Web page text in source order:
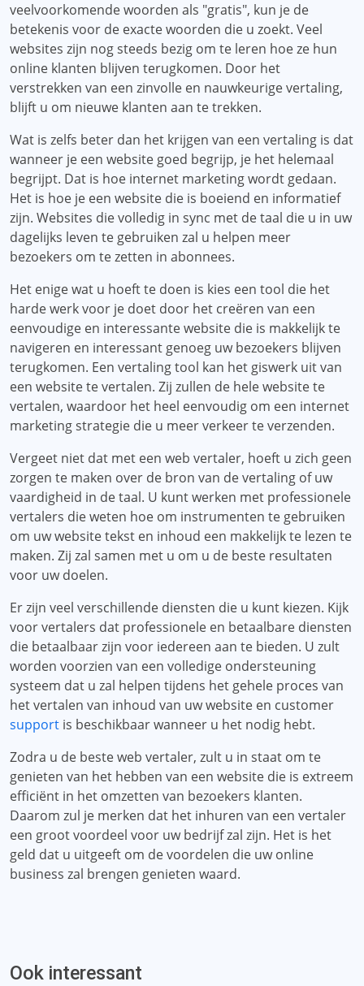
veelvoorkomende woorden als "gratis", kun je de
betekenis voor de exacte woorden die u zoekt. Veel
websites zijn nog steeds bezig om te leren hoe ze hun
online klanten blijven terugkomen. Door het
verstrekken van een zinvolle en nauwkeurige vertaling,
blijft u om nieuwe klanten aan te trekken.
Wat is zelfs beter dan het krijgen van een vertaling is dat
wanneer je een website goed begrijp, je het helemaal
begrijpt. Dat is hoe internet marketing wordt gedaan.
Het is hoe je een website die is boeiend en informatief
zijn. Websites die volledig in sync met de taal die u in uw
dagelijks leven te gebruiken zal u helpen meer
bezoekers om te zetten in abonnees.
Het enige wat u hoeft te doen is kies een tool die het
harde werk voor je doet door het creëren van een
eenvoudige en interessante website die is makkelijk te
navigeren en interessant genoeg uw bezoekers blijven
terugkomen. Een vertaling tool kan het giswerk uit van
een website te vertalen. Zij zullen de hele website te
vertalen, waardoor het heel eenvoudig om een ​​internet
marketing strategie die u meer verkeer te verzenden.
Vergeet niet dat met een web vertaler, hoeft u zich geen
zorgen te maken over de bron van de vertaling of uw
vaardigheid in de taal. U kunt werken met professionele
vertalers die weten hoe om instrumenten te gebruiken
om uw website tekst en inhoud een makkelijk te lezen te
maken. Zij zal samen met u om u de beste resultaten
voor uw doelen.
Er zijn veel verschillende diensten die u kunt kiezen. Kijk
voor vertalers dat professionele en betaalbare diensten
die betaalbaar zijn voor iedereen aan te bieden. U zult
worden voorzien van een volledige ondersteuning
systeem dat u zal helpen tijdens het gehele proces van
het vertalen van inhoud van uw website en customer
support is beschikbaar wanneer u het nodig hebt.
Zodra u de beste web vertaler, zult u in staat om te
genieten van het hebben van een website die is extreem
efficiënt in het omzetten van bezoekers klanten.
Daarom zul je merken dat het inhuren van een vertaler
een groot voordeel voor uw bedrijf zal zijn. Het is het
geld dat u uitgeeft om de voordelen die uw online
business zal brengen genieten waard.
Ook interessant